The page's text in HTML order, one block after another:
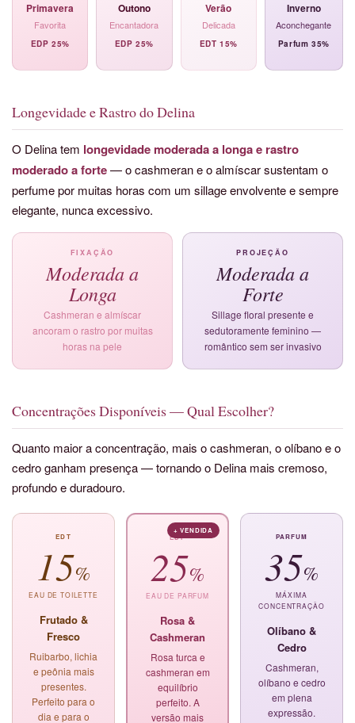
Primavera
Favorita
EDP 25%
Outono
Encantadora
EDP 25%
Verão
Delicada
EDT 15%
Inverno
Aconchegante
Parfum 35%
Longevidade e Rastro do Delina
O Delina tem longevidade moderada a longa e rastro
moderado a forte— o cashmeran e o almíscar sustentam o
perfume por muitas horas com um sillage envolvente e sempre
elegante, nunca excessivo.
FIXAÇÃO
Moderada a
Longa
Cashmeran e almíscar
ancoram o rastro por muitas
horas na pele
PROJEÇÃO
Moderada a
Forte
Sillage floral presente e
sedutoramente feminino —
romântico sem ser invasivo
Concentrações Disponíveis — Qual Escolher?
Quanto maior a concentração, mais o cashmeran, o olíbano e o
cedro ganham presença — tornando o Delina mais cremoso,
profundo e duradouro.
EDT
15%
EAU DE TOILETTE
Frutado &
Fresco
Ruibarbo, lichia
e peônia mais
presentes.
Perfeito para o
dia e para o
+ VENDIDA
EDP
25%
EAU DE PARFUM
Rosa &
Cashmeran
Rosa turca e
cashmeran em
equilíbrio
perfeito. A
versão mais
PARFUM
35%
MÁXIMA
CONCENTRAÇÃO
Olíbano &
Cedro
Cashmeran,
olíbano e cedro
em plena
expressão.